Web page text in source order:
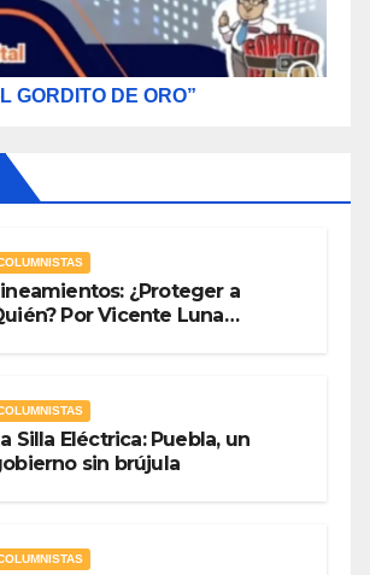
GORDITO DE ORO”
¿Proteger a
Por Vicente Luna
Silla Eléctrica: Puebla, un
sin brújula